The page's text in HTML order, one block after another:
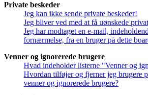
Private beskeder
Jeg kan ikke sende private beskeder!
Jeg bliver ved med at få uønskede
Jeg har modtaget en e-mail,
fornærmelse, fra en bruger på dette
Venner og ignorerede brugere
Hvad indeholder listerne "Venner og
Hvordan tilføjer og fjerner jeg brugere
venner og ignorerede brugere?